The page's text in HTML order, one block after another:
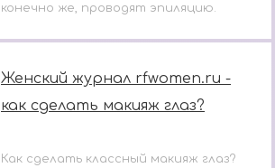
конечно же, проводят эпиляцию.
Женский журнал rfwomen.ru -
как сделать макияж глаз?
Как сделать классный макияж глаз?